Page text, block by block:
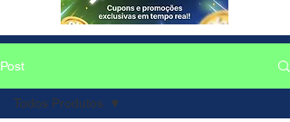
Post
Todos Produtos